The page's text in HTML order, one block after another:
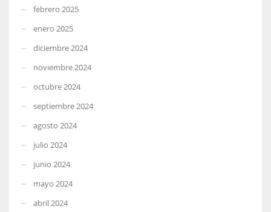
febrero 2025
enero 2025
diciembre 2024
noviembre 2024
octubre 2024
septiembre 2024
agosto 2024
julio 2024
junio 2024
mayo 2024
abril 2024